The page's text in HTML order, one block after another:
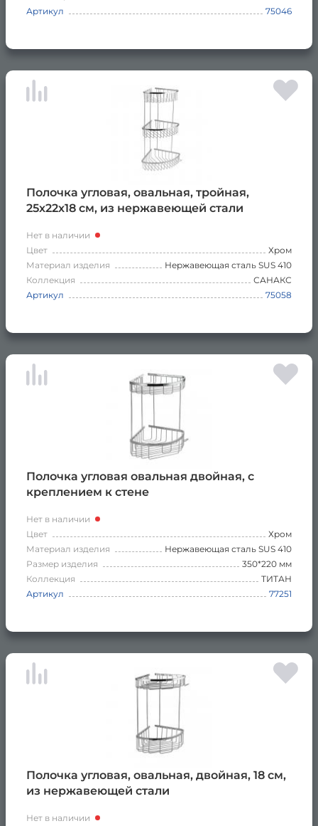
Артикул
75046
Полочка угловая, овальная, тройная,
25х22х18 см, из нержавеющей стали
Нет в наличии
Цвет
Хром
Материал изделия
Нержавеющая сталь SUS 410
Коллекция
САНАКС
Артикул
75058
Полочка угловая овальная двойная, с
креплением к стене
Нет в наличии
Цвет
Хром
Материал изделия
Нержавеющая сталь SUS 410
Размер изделия
350*220 мм
Коллекция
ТИТАН
Артикул
77251
Полочка угловая, овальная, двойная, 18 см,
из нержавеющей стали
Нет в наличии